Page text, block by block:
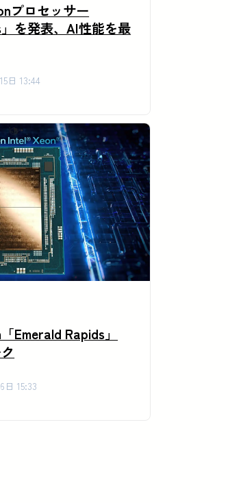
プロセッサー
」を発表、AI性能を最
日 13:44
Emerald Rapids」
日 15:33